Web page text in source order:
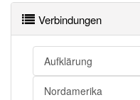
Verbindungen
Aufklärung
Nordamerika